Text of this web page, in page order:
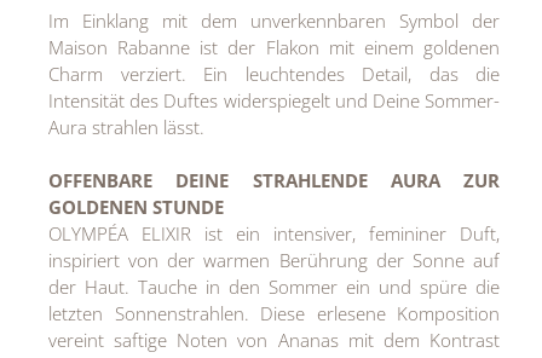
Im Einklang mit dem unverkennbaren Symbol der
Maison Rabanne ist der Flakon mit einem goldenen
Charm verziert. Ein leuchtendes Detail, das die
Intensität des Duftes widerspiegelt und Deine Sommer-
Aura strahlen lässt.
OFFENBARE DEINE STRAHLENDE AURA ZUR
GOLDENEN STUNDE
OLYMPÉA ELIXIR ist ein intensiver, femininer Duft,
inspiriert von der warmen Berührung der Sonne auf
der Haut. Tauche in den Sommer ein und spüre die
letzten Sonnenstrahlen. Diese erlesene Komposition
vereint saftige Noten von Ananas mit dem Kontrast